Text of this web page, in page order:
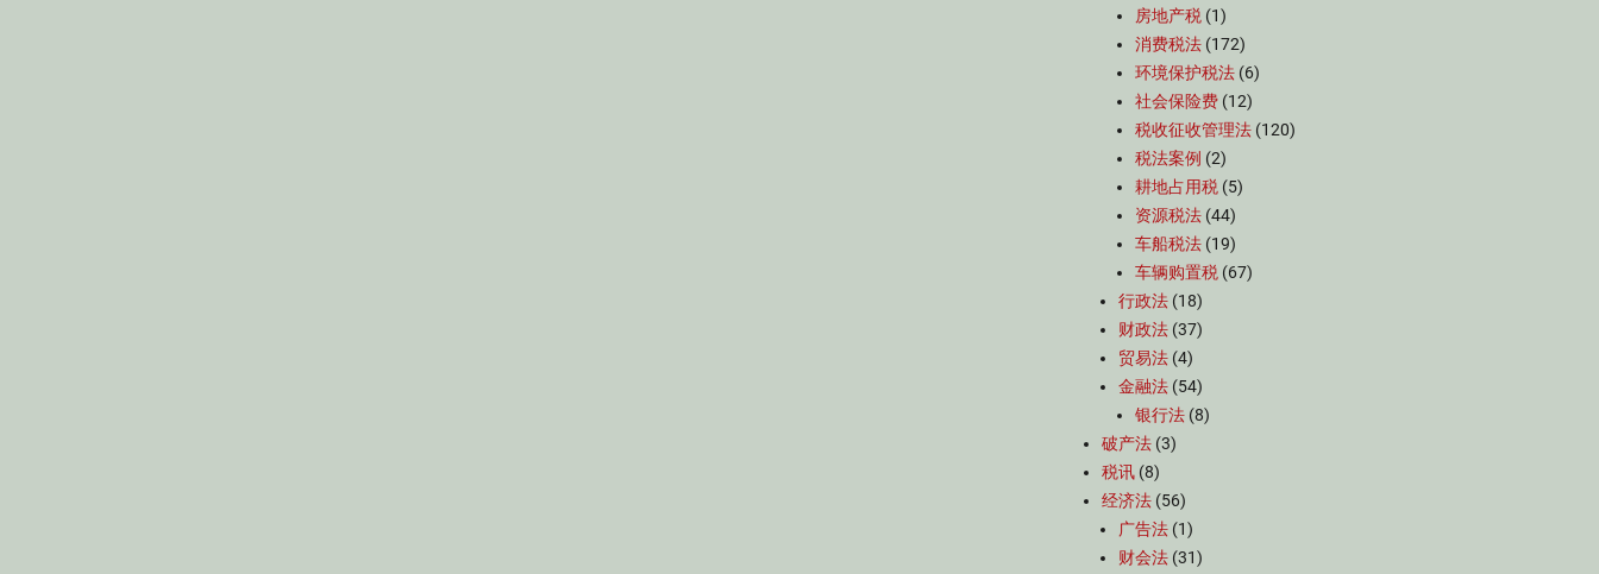
房地产税 (1)
消费税法 (172)
环境保护税法 (6)
社会保险费 (12)
税收征收管理法 (120)
税法案例 (2)
耕地占用税 (5)
资源税法 (44)
车船税法 (19)
车辆购置税 (67)
行政法 (18)
财政法 (37)
贸易法 (4)
金融法 (54)
银行法 (8)
破产法 (3)
税讯 (8)
经济法 (56)
广告法 (1)
财会法 (31)